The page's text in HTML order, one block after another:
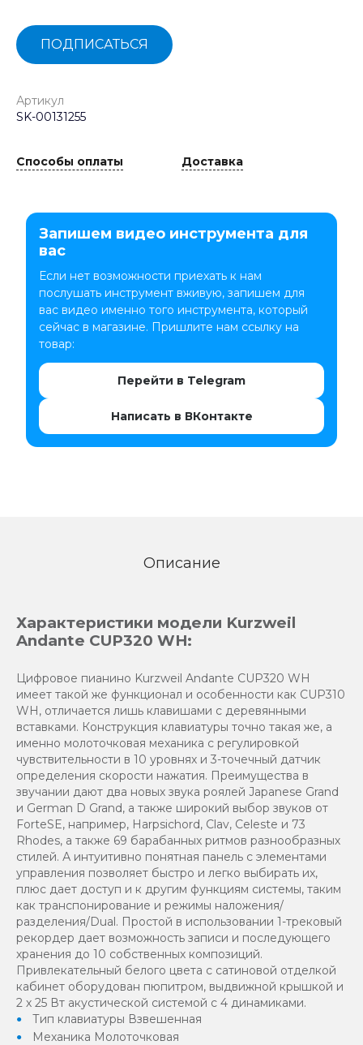
ПОДПИСАТЬСЯ
Артикул
SK-00131255
Способы оплаты Доставка
Запишем видео инструмента для
вас
Если нет возможности приехать к нам
послушать инструмент вживую, запишем для
вас видео именно того инструмента, который
сейчас в магазине. Пришлите нам ссылку на
товар:
Перейти в Telegram
Написать в ВКонтакте
Описание
Характеристики модели Kurzweil
Andante CUP320 WH:
Цифровое пианино Kurzweil Andante CUP320 WH
имеет такой же функционал и особенности как CUP310
WH, отличается лишь клавишами с деревянными
вставками. Конструкция клавиатуры точно такая же, а
именно молоточковая механика с регулировкой
чувствительности в 10 уровнях и 3-точечный датчик
определения скорости нажатия. Преимущества в
звучании дают два новых звука роялей Japanese Grand
и German D Grand, а также широкий выбор звуков от
ForteSE, например, Harpsichord, Clav, Celeste и 73
Rhodes, а также 69 барабанных ритмов разнообразных
стилей. А интуитивно понятная панель с элементами
управления позволяет быстро и легко выбирать их,
плюс дает доступ и к другим функциям системы, таким
как транспонирование и режимы наложения/
разделения/Dual. Простой в использовании 1-трековый
рекордер дает возможность записи и последующего
хранения до 10 собственных композиций.
Привлекательный белого цвета с сатиновой отделкой
кабинет оборудован пюпитром, выдвижной крышкой и
2 х 25 Вт акустической системой с 4 динамиками.
Тип клавиатуры Взвешенная
Механика Молоточковая